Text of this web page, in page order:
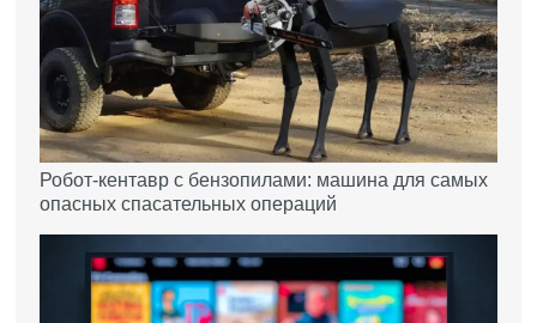
Робот-кентавр с бензопилами: машина для самых
опасных спасательных операций